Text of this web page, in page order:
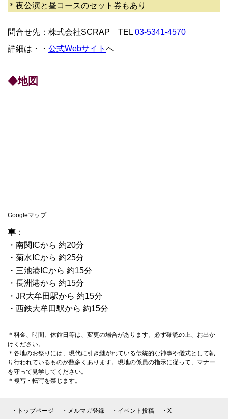
＊夜公演と昼コースのセット券もあり
問合せ先：株式会社SCRAP TEL 03-5341-4570
詳細は・・ 公式Webサイト へ
◆地図
Googleマップ
車 ：
・南関ICから 約20分
・菊水ICから 約25分
・三池港ICから 約15分
・長洲港から 約15分
・JR大牟田駅から 約15分
・西鉄大牟田駅から 約15分
＊料金、時間、休館日等は、変更の場合があります。必ず確認の上、お出か
けください。
＊各地のお祭りには、現代に引き継がれている伝統的な神事や儀式として執
り行われているものが数多くあります。現地の係員の指示に従って、マナー
を守って見学してください。
＊複写・転写を禁じます。
・トップページ ・メルマガ登録 ・イベント投稿 ・X